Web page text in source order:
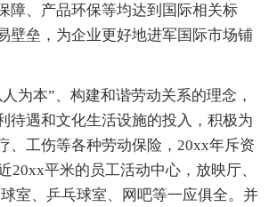
障、产品环保等均达到国际相关标
壁垒，为企业更好地进军国际市场铺
本”、构建和谐劳动关系的理念，
待遇和文化生活设施的投入，积极为
、工伤等各种劳动保险，20xx年斥资
20xx平米的员工活动中心，放映厅、
室、乒乓球室、网吧等一应俱全。并